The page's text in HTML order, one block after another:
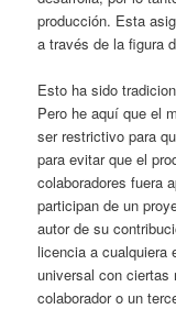
producción. Esta
a través de la figura
Esto ha sido
Pero he aquí que el
ser restrictivo para
para evitar que el
colaboradores fuera
participan de un
autor de su
licencia a cualquiera
universal con ciertas
colaborador o un